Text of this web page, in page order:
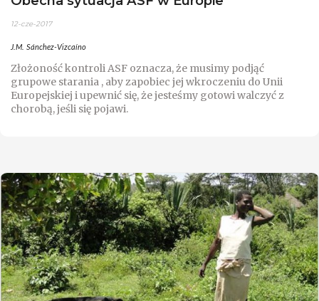
12-cze-2017
J.M. Sánchez-Vizcaíno
Złożoność kontroli ASF oznacza, że musimy podjąć
grupowe starania , aby zapobiec jej wkroczeniu do Unii
Europejskiej i upewnić się, że jesteśmy gotowi walczyć z
chorobą, jeśli się pojawi.